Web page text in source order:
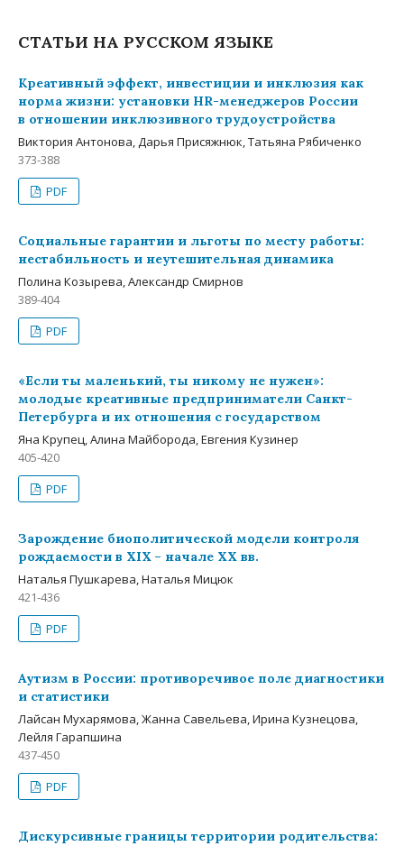
СТАТЬИ НА РУССКОМ ЯЗЫКЕ
Креативный эффект, инвестиции и инклюзия как
норма жизни: установки HR-менеджеров России
в отношении инклюзивного трудоустройства
Виктория Антонова, Дарья Присяжнюк, Татьяна Рябиченко
373-388
PDF
Социальные гарантии и льготы по месту работы:
нестабильность и неутешительная динамика
Полина Козырева, Александр Смирнов
389-404
PDF
«Если ты маленький, ты никому не нужен»:
молодые креативные предприниматели Санкт-
Петербурга и их отношения с государством
Яна Крупец, Алина Майборода, Евгения Кузинер
405-420
PDF
Зарождение биополитической модели контроля
рождаемости в XIX – начале XX вв.
Наталья Пушкарева, Наталья Мицюк
421-436
PDF
Аутизм в России: противоречивое поле диагностики
и статистики
Лайсан Мухарямова, Жанна Савельева, Ирина Кузнецова,
Лейля Гарапшина
437-450
PDF
Дискурсивные границы территории родительства: